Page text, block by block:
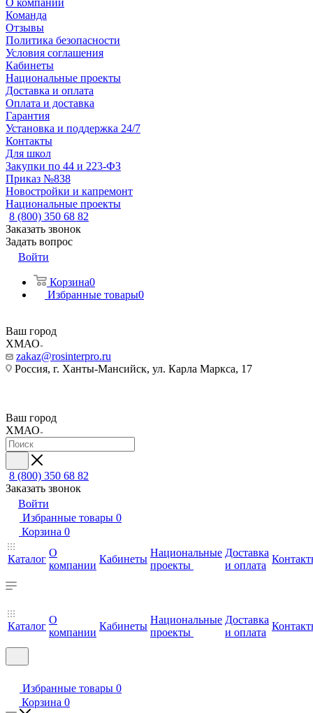
О компании
Команда
Отзывы
Политика безопасности
Условия соглашения
Кабинеты
Национальные проекты
Доставка и оплата
Оплата и доставка
Гарантия
Установка и поддержка 24/7
Контакты
Для школ
Закупки по 44 и 223-ФЗ
Приказ №838
Новостройки и капремонт
Национальные проекты
8 (800) 350 68 82
Заказать звонок
Задать вопрос
Войти
Корзина0
Избранные товары0
Ваш город
ХМАО
zakaz@rosinterpro.ru
Россия, г. Ханты-Мансийск, ул. Карла Маркса, 17
Ваш город
ХМАО
8 (800) 350 68 82
Заказать звонок
Войти
Избранные товары 0
Корзина 0
Каталог
О
компании
Кабинеты
Национальные
проекты
Доставка
и оплата
Каталог
О
компании
Кабинеты
Национальные
проекты
Доставка
и оплата
Избранные товары 0
Корзина 0